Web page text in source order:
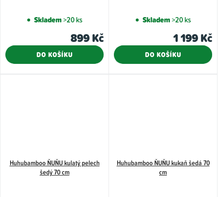
Skladem>20 ks
899 Kč
DO KOŠÍKU
Skladem>20 ks
1 199 Kč
DO KOŠÍKU
Huhubamboo ŇUŇU kulatý pelech
šedý 70 cm
Huhubamboo ŇUŇU kukaň šedá 70
cm